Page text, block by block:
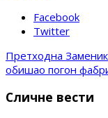
Facebook
Twitter
Претходна
обишао погон
Сличне вести